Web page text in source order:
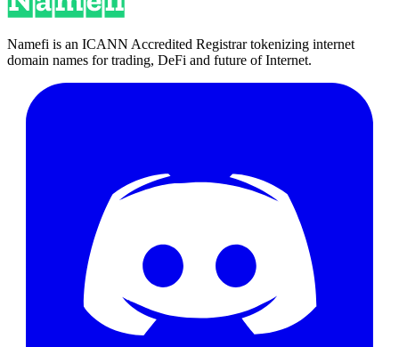
Namefi is an ICANN Accredited Registrar tokenizing internet
domain names for trading, DeFi and future of Internet.